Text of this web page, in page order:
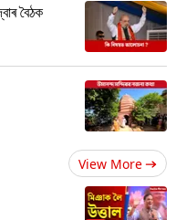
বৈঠক
View More